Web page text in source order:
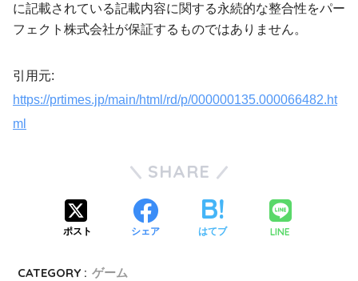
に記載されている記載内容に関する永続的な整合性をパー
フェクト株式会社が保証するものではありません。
引用元:
https://prtimes.jp/main/html/rd/p/000000135.000066482.ht
ml
SHARE
ポスト シェア はてブ LINE
CATEGORY : ゲーム